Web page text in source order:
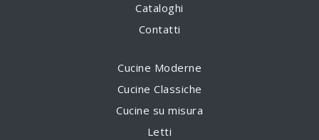
Cataloghi
Contatti
Cucine Moderne
Cucine Classiche
Cucine su misura
Letti